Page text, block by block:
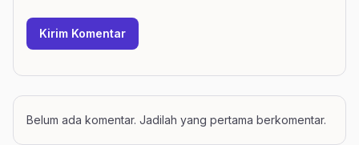
Kirim Komentar
Belum ada komentar. Jadilah yang pertama berkomentar.